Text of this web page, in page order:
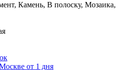
Камень, В полоску, Мозаика,
от 1 дня